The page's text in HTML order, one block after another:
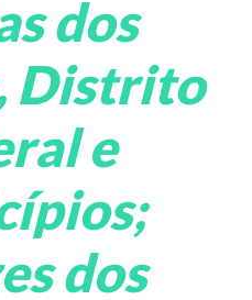
dos
Distrito
e
dos